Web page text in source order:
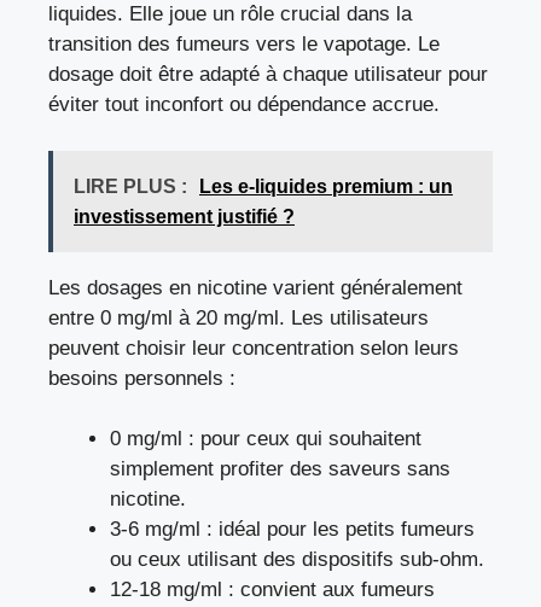
liquides. Elle joue un rôle crucial dans la
transition des fumeurs vers le vapotage. Le
dosage doit être adapté à chaque utilisateur pour
éviter tout inconfort ou dépendance accrue.
LIRE PLUS :
Les e-liquides premium : un
investissement justifié ?
Les dosages en nicotine varient généralement
entre 0 mg/ml à 20 mg/ml. Les utilisateurs
peuvent choisir leur concentration selon leurs
besoins personnels :
0 mg/ml : pour ceux qui souhaitent
simplement profiter des saveurs sans
nicotine.
3-6 mg/ml : idéal pour les petits fumeurs
ou ceux utilisant des dispositifs sub-ohm.
12-18 mg/ml : convient aux fumeurs